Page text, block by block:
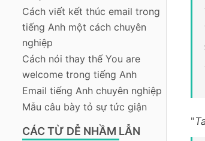
Cách viết kết thúc email trong
tiếng Anh một cách chuyên
nghiệp
Cách nói thay thế You are
welcome trong tiếng Anh
Email tiếng Anh chuyên nghiệp
Mẫu câu bày tỏ sự tức giận
CÁC TỪ DỄ NHẦM LẪN
"